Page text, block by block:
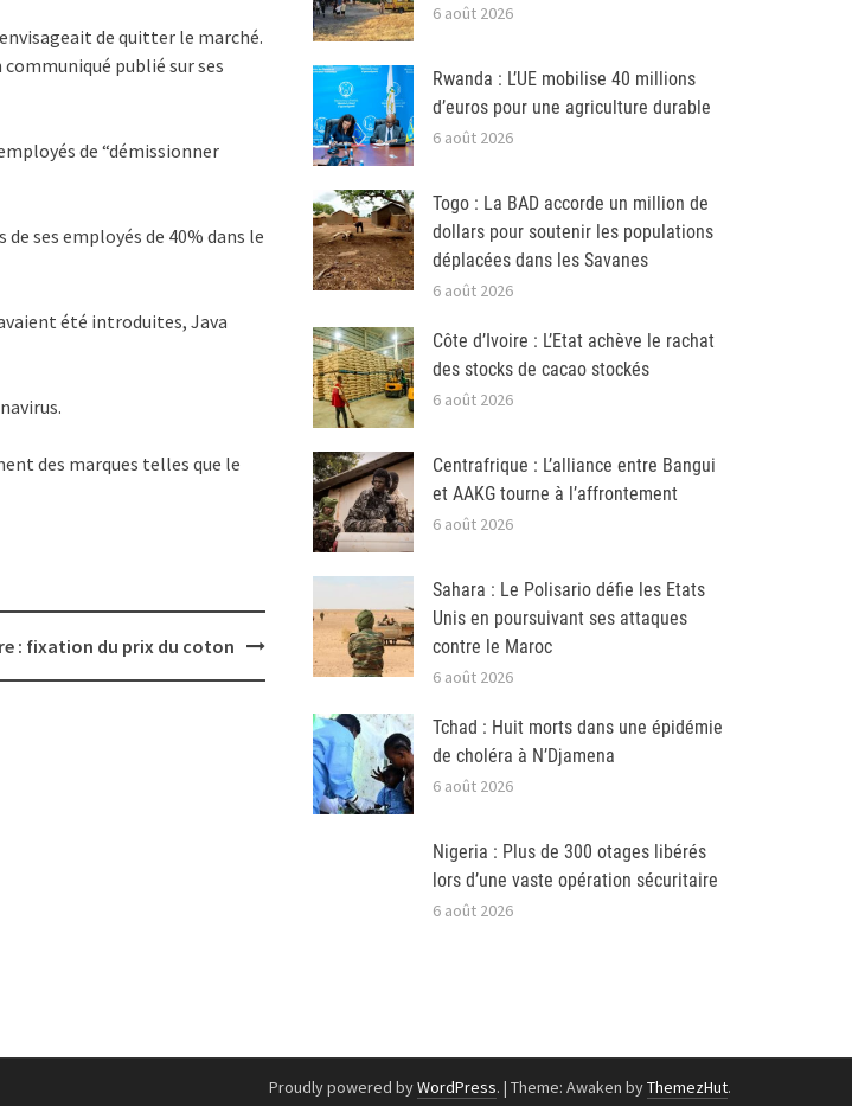
de quitter le marché.
communiqué publié sur ses
de “démissionner
ses employés de 40% dans le
été introduites, Java
des marques telles que le
: fixation du prix du coton
6 août 2026
Rwanda : L’UE mobilise 40 millions
d’euros pour une agriculture durable
6 août 2026
Togo : La BAD accorde un million de
dollars pour soutenir les populations
déplacées dans les Savanes
6 août 2026
Côte d’Ivoire : L’Etat achève le rachat
des stocks de cacao stockés
6 août 2026
Centrafrique : L’alliance entre Bangui
et AAKG tourne à l’affrontement
6 août 2026
Sahara : Le Polisario défie les Etats
Unis en poursuivant ses attaques
contre le Maroc
6 août 2026
Tchad : Huit morts dans une épidémie
de choléra à N’Djamena
6 août 2026
Nigeria : Plus de 300 otages libérés
lors d’une vaste opération sécuritaire
6 août 2026
Proudly powered byWordPress. | Theme: Awaken byThemezHut.